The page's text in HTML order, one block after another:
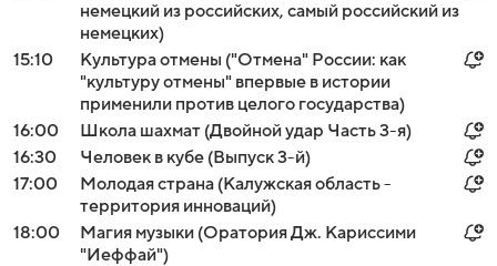
немецкий из российских, самый российский из
немецких)
15:10
Культура отмены ("Отмена" России: как
"культуру отмены" впервые в истории
применили против целого государства)
16:00
Школа шахмат (Двойной удар Часть 3-я)
16:30
Человек в кубе (Выпуск 3-й)
17:00
Молодая страна (Калужская область -
территория инноваций)
18:00
Магия музыки (Оратория Дж. Кариссими
"Иеффай")